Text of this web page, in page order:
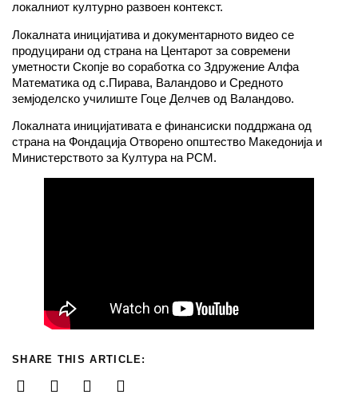
локалниот културно развоен контекст.
Локалната иницијатива и документарното видео се
продуцирани од страна на Центарот за современи
уметности Скопје во соработка со Здружение Алфа
Математика од с.Пирава, Валандово и Средното
земјоделско училиште Гоце Делчев од Валандово.
Локалната иницијативата е финансиски поддржана од
страна на Фондација Отворено општество Македонија и
Министерството за Култура на РСМ.
SHARE THIS ARTICLE: